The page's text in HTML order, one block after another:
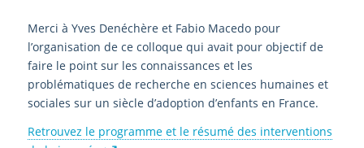
Merci à Yves Denéchère et Fabio Macedo pour
l’organisation de ce colloque qui avait pour objectif de
faire le point sur les connaissances et les
problématiques de recherche en sciences humaines et
sociales sur un siècle d’adoption d’enfants en France.
Retrouvez le programme et le résumé des interventions